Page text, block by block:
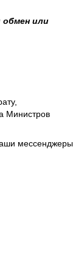
обмен или
Министров
мессенджеры